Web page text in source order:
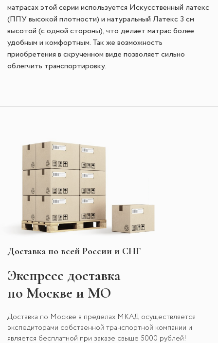
матрасах этой серии используется Искусственный латекс
(ППУ высокой плотности) и натуральный Латекс 3 см
высотой (с одной стороны), что делает матрас более
удобным и комфортным. Так же возможность
приобретения в скрученном виде позволяет сильно
облегчить транспортировку.
Доставка по всей России и СНГ
Экспресс доставка
по Москве и МО
Доставка по Москве в пределах МКАД осуществляется
экспедиторами собственной транспортной компании и
является бесплатной при заказе свыше 5000 рублей!